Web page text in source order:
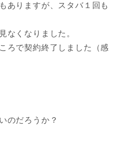
ありますが、スタバ１回も
なくなりました。
ろで契約終了しました（感
のだろうか？